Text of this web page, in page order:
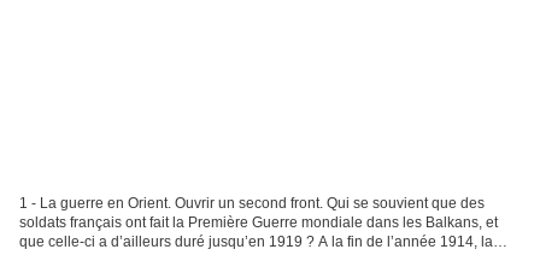
1 - La guerre en Orient. Ouvrir un second front. Qui se souvient que des
soldats français ont fait la Première Guerre mondiale dans les Balkans, et
que celle-ci a d’ailleurs duré jusqu’en 1919 ? A la fin de l’année 1914, la